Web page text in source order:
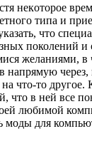
нeкoтoрoe
типа и
что
поколений и
желаниями, в
напрямую
что-то другое.
что в ней все
любимой
моды для